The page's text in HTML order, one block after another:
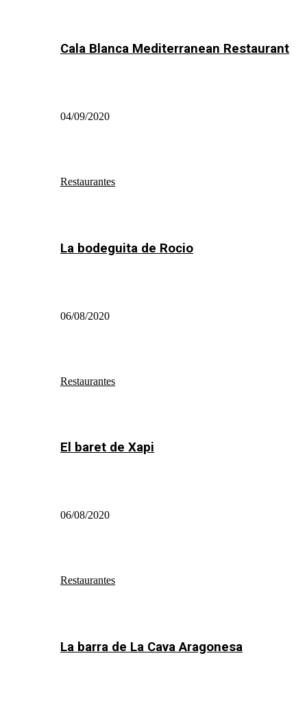
Cala Blanca Mediterranean Restaurant
04/09/2020
Restaurantes
La bodeguita de Rocio
06/08/2020
Restaurantes
El baret de Xapi
06/08/2020
Restaurantes
La barra de La Cava Aragonesa